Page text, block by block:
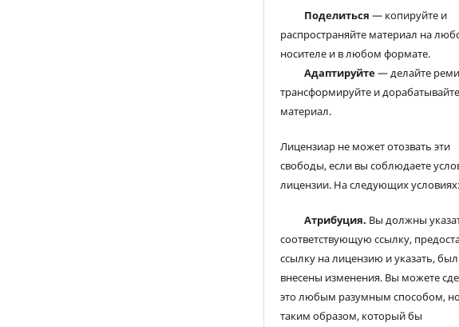
Поделиться — копируйте и
распространяйте материал на
носителе и в любом формате.
Адаптируйте— делайте
трансформируйте и дорабатывайте
материал.
Лицензиар не может отозвать эти
свободы, если вы соблюдаете
лицензии. На следующих условиях:
Атрибуция. Вы должны
соответствующую ссылку,
ссылку на лицензию и указать,
внесены изменения. Вы можете
это любым разумным способом,
таким образом, который бы